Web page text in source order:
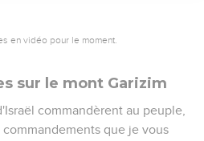
en vidéo pour le moment.
sur le mont Garizim
commandèrent au peuple,
que je vous